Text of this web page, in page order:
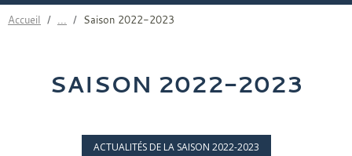
Accueil Saison 2022-2023
SAISON 2022-2023
ACTUALITÉS DE LA SAISON 2022-2023